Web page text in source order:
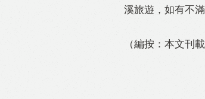
溪旅遊，如有不
（編按：本文刊